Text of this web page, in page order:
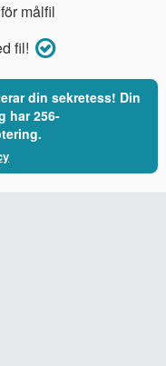
målfil
fil!
din sekretess! Din
har 256-